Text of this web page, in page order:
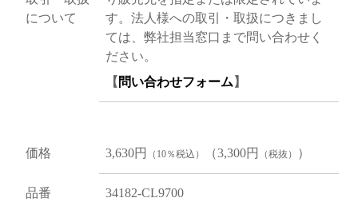
について
す。法人様への取引・取扱につきまし
ては、弊社担当窓口まで問い合わせく
ださい。
【 問い合わせフォーム 】
価格 3,630円 （10％税込） （3,300円 （税抜） ）
品番 34182-CL9700